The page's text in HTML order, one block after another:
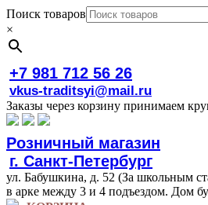
Поиск товаров
×
+7 981 712 56 26
vkus-traditsyi@mail.ru
Заказы через корзину принимаем
Розничный магазин
г. Санкт-Петербург
ул. Бабушкина, д. 52 (За школьным
в арке между 3 и 4 подъездом. Дом